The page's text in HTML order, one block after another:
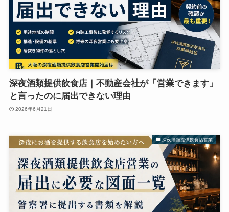
深夜酒類提供飲食店｜不動産会社が「営業できます」
と言ったのに届出できない理由
2026年6月21日
深夜酒類提供飲食店営業